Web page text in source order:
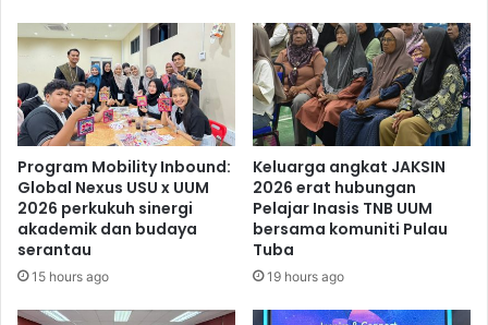
Program Mobility Inbound:
Global Nexus USU x UUM
2026 perkukuh sinergi
akademik dan budaya
serantau
15 hours ago
Keluarga angkat JAKSIN
2026 erat hubungan
Pelajar Inasis TNB UUM
bersama komuniti Pulau
Tuba
19 hours ago